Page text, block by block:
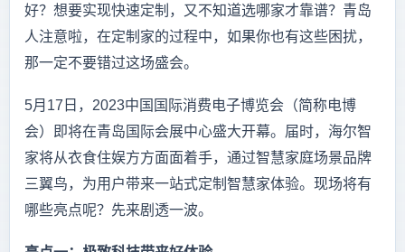
好？想要实现快速定制，又不知道选哪家才靠谱？青岛
人注意啦，在定制家的过程中，如果你也有这些困扰，
那一定不要错过这场盛会。
5月17日，2023中国国际消费电子博览会（简称电博
会）即将在青岛国际会展中心盛大开幕。届时，海尔智
家将从衣食住娱方方面面着手，通过智慧家庭场景品牌
三翼鸟，为用户带来一站式定制智慧家体验。现场将有
哪些亮点呢？先来剧透一波。